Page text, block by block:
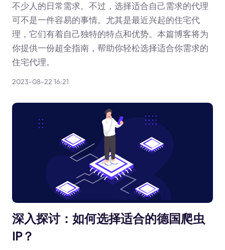
不少人的日常需求。不过，选择适合自己需求的代理
可不是一件容易的事情。尤其是最近兴起的住宅代
理，它们有着自己独特的特点和优势。本篇博客将为
你提供一份超全指南，帮助你轻松选择适合你需求的
住宅代理。
2023-08-22 16:21
深入探讨：如何选择适合的德国爬虫
IP？